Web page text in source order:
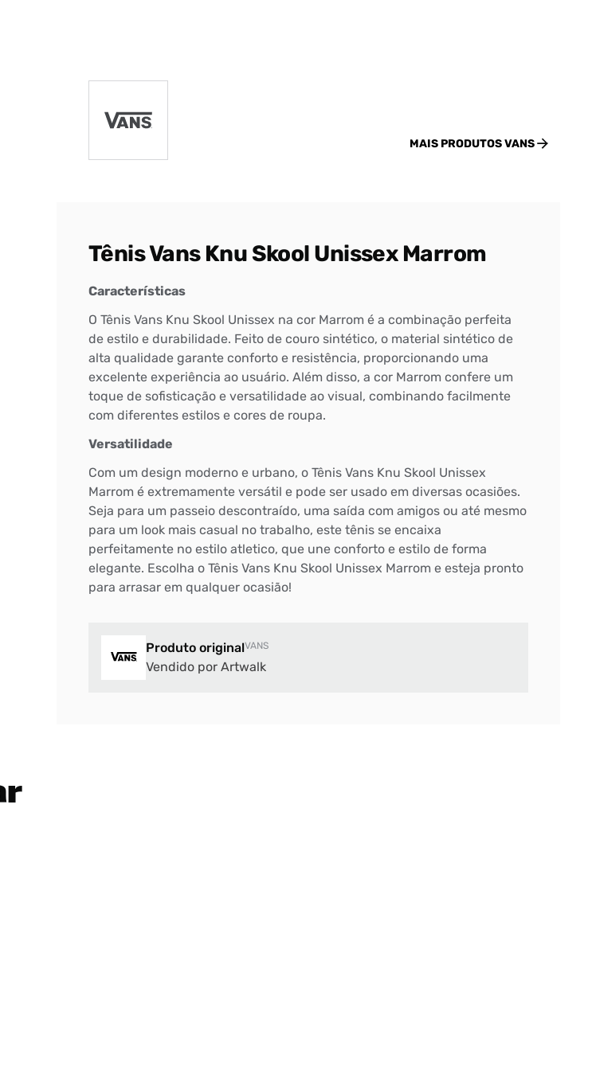
MAIS PRODUTOSVANS
Tênis Vans Knu Skool Unissex Marrom
Características
O Tênis Vans Knu Skool Unissex na cor Marrom é a combinação perfeita
de estilo e durabilidade. Feito de couro sintético, o material sintético de
alta qualidade garante conforto e resistência, proporcionando uma
excelente experiência ao usuário. Além disso, a cor Marrom confere um
toque de sofisticação e versatilidade ao visual, combinando facilmente
com diferentes estilos e cores de roupa.
Versatilidade
Com um design moderno e urbano, o Tênis Vans Knu Skool Unissex
Marrom é extremamente versátil e pode ser usado em diversas ocasiões.
Seja para um passeio descontraído, uma saída com amigos ou até mesmo
para um look mais casual no trabalho, este tênis se encaixa
perfeitamente no estilo atletico, que une conforto e estilo de forma
elegante. Escolha o Tênis Vans Knu Skool Unissex Marrom e esteja pronto
para arrasar em qualquer ocasião!
Produto originalVANS
Vendido por Artwalk